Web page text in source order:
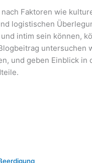
Faktoren wie
logistischen
intim sein können,
untersuchen
und geben Einblick in